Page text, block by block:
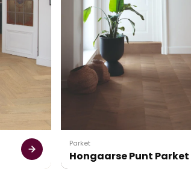
Parket
Hongaarse Punt Parket